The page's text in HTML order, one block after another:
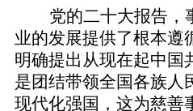
党的二十大报告，
业的发展提供了根本遵
明确提出从现在起中国
是团结带领全国各族人
现代化强国，这为慈善